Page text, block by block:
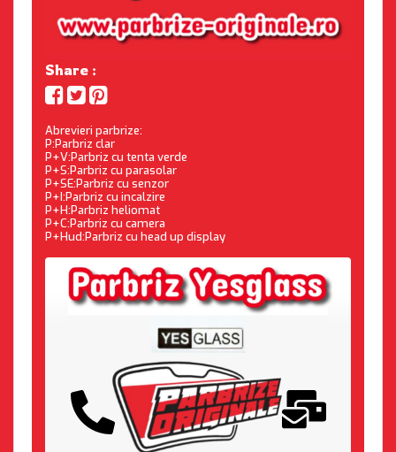
Share :
Abrevieri parbrize:
P:Parbriz clar
P+V:Parbriz cu tenta verde
P+S:Parbriz cu parasolar
P+SE:Parbriz cu senzor
P+I:Parbriz cu incalzire
P+H:Parbriz heliomat
P+C:Parbriz cu camera
P+Hud:Parbriz cu head up display